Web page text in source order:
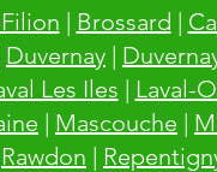
| Brossard |
Duvernay |
Les Iles | Laval-
| Mascouche |
Rawdon |